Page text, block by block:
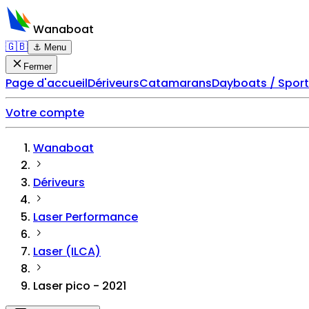
Wanaboat
🇬🇧 ⚓ Menu
Fermer
Page d'accueilDériveursCatamaransDayboats /
Votre compte
Wanaboat
Dériveurs
Laser Performance
Laser (ILCA)
Laser pico - 2021